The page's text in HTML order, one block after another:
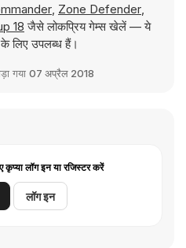
, Zone Defender,
18 जैसे लोकप्रिय गेम्स खेलें — ये
लिए उपलब्ध हैं।
गया 07 अप्रैल 2018
कृप्या लॉग इन या रजिस्टर करें
लॉग इन